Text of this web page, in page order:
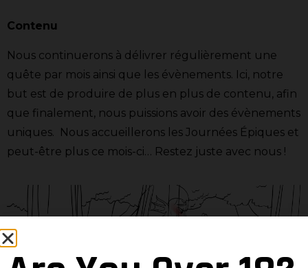
Contenu
Nous continuerons à délivrer régulièrement une
quête par mois ainsi que les évènements. Ici, notre
but est de produire de plus en plus de contenu, afin
que finalement, nous puissions avoir des évènements
uniques. Nous accueillerons les Journées Épiques et
peut-être plus ce mois-ci… Restez juste avec nous !